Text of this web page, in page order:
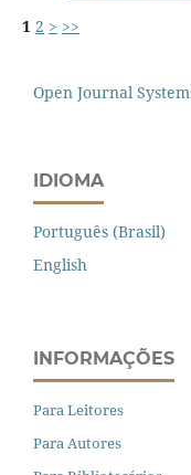
1 2 > >>
Open Journal
IDIOMA
Português (Brasil)
English
INFORMAÇÕES
Para Leitores
Para Autores